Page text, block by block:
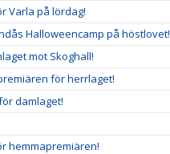
Varla på lördag!
Halloweencamp på höstlovet!
mot Skoghall!
för herrlaget!
damlaget!
hemmapremiären!